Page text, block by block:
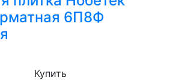
6П8Ф
Купить